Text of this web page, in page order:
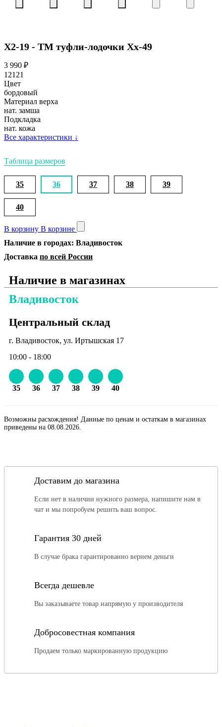
Х2-19 - ТМ туфли-лодочки Хх-49
3 990 ₽
12121
Цвет
бордовый
Материал верха
нат. замша
Подкладка
нат. кожа
Все характеристики ↓
Таблица размеров
35 36 37 38 39
40
В корзину В корзине
Наличие в городах: Владивосток
Доставка по всей России
Наличие в магазинах
Владивосток
Центральный склад
г. Владивосток, ул. Иртышская 17
10:00 - 18:00
35 36 37 38 39 40
Возможны расхождения! Данные по ценам и остаткам в магазинах
приведены на 08.08.2026.
Доставим до магазина
Если нет в наличии нужного размера, напишите нам в
чат и мы попробуем решить ваш вопрос.
Гарантия 30 дней
В случае брака гарантированно вернем деньги
Всегда дешевле
Вы заказываете товар напрямую у производителя
Добросовестная компания
Продаем только маркированную продукцию